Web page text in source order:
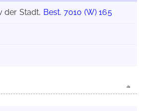
der Stadt, Best. 7010 (W) 165